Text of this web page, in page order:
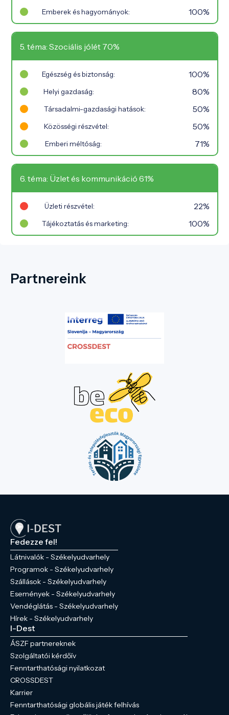
Emberek és hagyományok: 100%
5. téma: Szociális jólét 70%
Egészség és biztonság: 100%
Helyi gazdaság: 80%
Társadalmi-gazdasági hatások: 50%
Közösségi részvétel: 50%
Emberi méltóság: 71%
6. téma: Üzlet és kommunikáció 61%
Üzleti részvétel: 22%
Tájékoztatás és marketing: 100%
Partnereink
Fedezze fel!
Látnivalók - Székelyudvarhely
Programok - Székelyudvarhely
Szállások - Székelyudvarhely
Események - Székelyudvarhely
Vendéglátás - Székelyudvarhely
Hírek - Székelyudvarhely
I-Dest
ÁSZF partnereknek
Szolgáltatói kérdőív
Fenntarthatósági nyilatkozat
CROSSDEST
Karrier
Fenntarthatósági globális játék felhívás